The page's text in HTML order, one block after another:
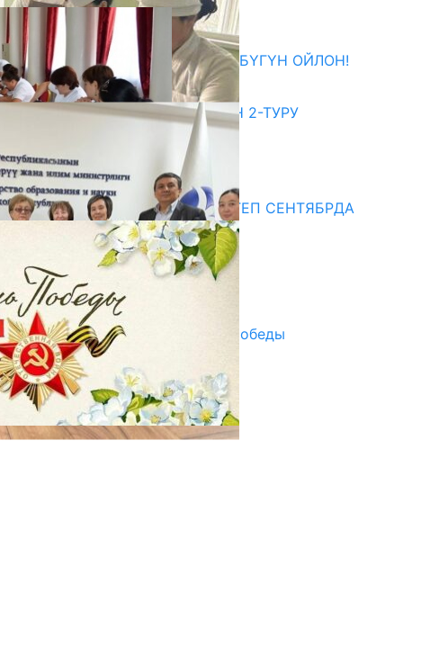
БАШТАЛДЫ
27.07.2026
ӨЗҮҢДҮН КЕЛЕЧЕГИҢ ҮЧҮН БҮГҮН ОЙЛОН!
20.07.2026
ЖОЖДОРГО КАБЫЛ АЛУУНУН 2-ТУРУ
20.07.2026
Медиа
СУЗАКТА 750 ОРУНДУУ МЕКТЕП СЕНТЯБРДА
ПАЙДАЛАНУУГА БЕРИЛЕТ
07.08.2025
Улуу Жеңиштин жандуу сөзү
29.04.2025
Награды в преддверии Дня Победы
29.04.2025